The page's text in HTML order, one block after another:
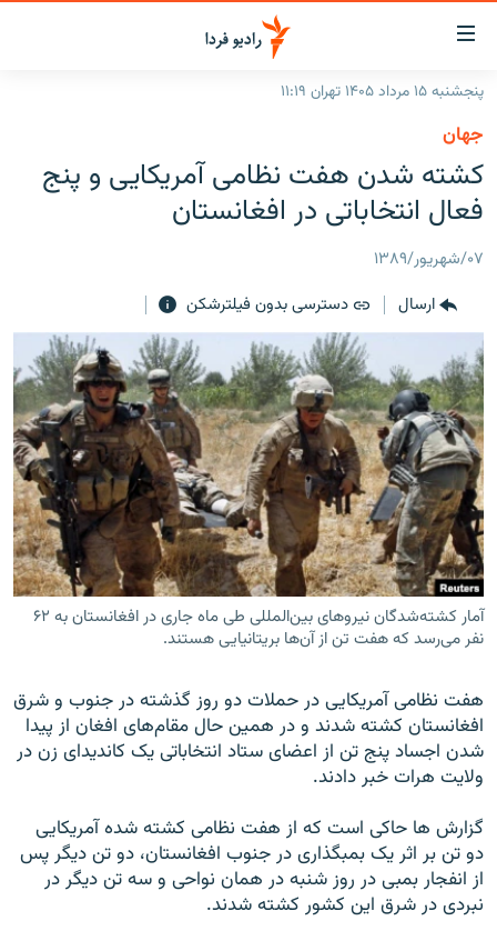
لینک‌های
قابلیت
دسترسی
بازگشت
به
منوی
اصلی
رفتن
صفحه
جستجو
ایران
جهان
برنامه‌های رادیویی
فرکانس‌ها
پادکست
چندرسانه‌ای
گزارش‌های تصویری
گزارش‌های ویدئویی
زنان فردا
English
به ما بپیوندید
زبان‌های دیگر
پنجشنبه ۱۵ مرداد ۱۴۰۵ تهران ۱۱:۱۹
جهان
کشته شدن هفت نظامی آمریکایی و پنج
فعال انتخاباتی در افغانستان
۰۷/شهریور/۱۳۸۹
ارسال
دسترسی بدون فیلترشکن
آمار کشته‌شدگان نیروهای بین‌المللی طی ماه جاری در افغانستان به ۶۲
نفر می‌رسد که هفت تن از آن‌ها بریتانیایی هستند.
هفت نظامی آمریکایی در حملات دو روز گذشته در جنوب و شرق
افغانستان کشته ‌شدند و در همین حال مقام‌های افغان از پیدا
شدن اجساد پنج تن از اعضای ستاد انتخاباتی یک کاندیدای زن در
ولایت هرات خبر دادند.
گزارش ها حاکی است که از هفت نظامی کشته شده آمریکایی
دو تن بر اثر یک بمبگذاری در جنوب افغانستان، دو تن دیگر پس
از انفجار بمبی در روز شنبه در همان نواحی و سه تن دیگر در
نبردی در شرق این کشور کشته شدند.